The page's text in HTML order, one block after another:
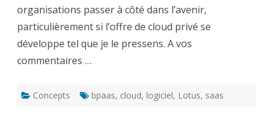
organisations passer à côté dans l’avenir,
particulièrement si l’offre de cloud privé se
développe tel que je le pressens. A vos
commentaires …
Concepts bpaas, cloud, logiciel, Lotus, saas